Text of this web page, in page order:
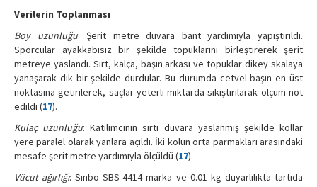
Verilerin Toplanması
Boy uzunluğu: Şerit metre duvara bant yardımıyla yapıştırıldı.
Sporcular ayakkabısız bir şekilde topuklarını birleştirerek şerit
metreye yaslandı. Sırt, kalça, başın arkası ve topuklar dikey skalaya
yanaşarak dik bir şekilde durdular. Bu durumda cetvel başın en üst
noktasına getirilerek, saçlar yeterli miktarda sıkıştırılarak ölçüm not
edildi (17).
Kulaç uzunluğu: Katılımcının sırtı duvara yaslanmış şekilde kollar
yere paralel olarak yanlara açıldı. İki kolun orta parmakları arasındaki
mesafe şerit metre yardımıyla ölçüldü (17).
Vücut ağırlığı: Sinbo SBS-4414 marka ve 0.01 kg duyarlılıkta tartıda